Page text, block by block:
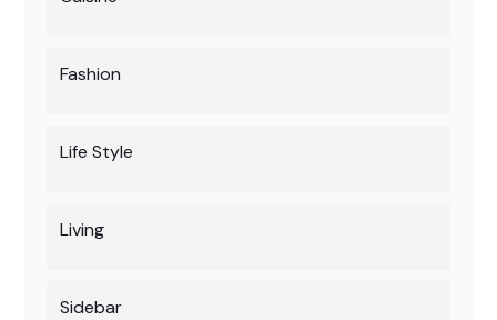
Fashion
Life Style
Living
Sidebar